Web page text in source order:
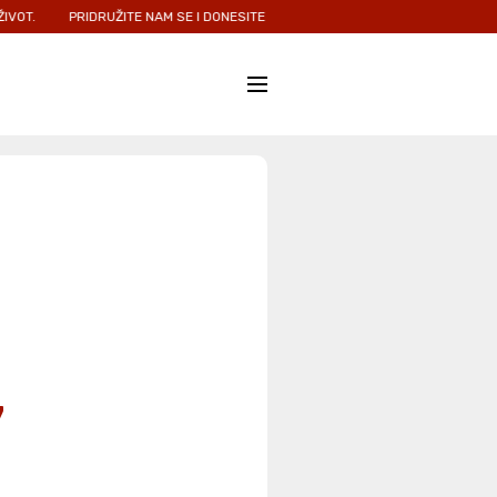
PRIDRUŽITE NAM SE I DONESITE NADU I LJUBAV ONIMA KOJIMA JE